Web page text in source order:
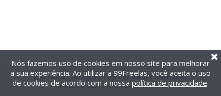
@2014-2026 99Freelas. Todos os direitos reservados.
Termos de uso| Política de privacidade
Nós fazemos uso de cookies em nosso site para melhorar
a sua experiência. Ao utilizar a 99Freelas, você aceita o uso
de cookies de acordo com a nossa política de privacidade.